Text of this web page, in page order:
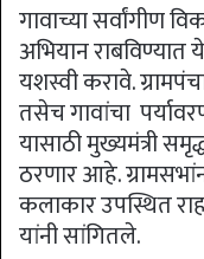
गावाच्या सर्वांगीण
अभियान
यशस्वी करावे.
तसेच गावांचा
यासाठी मुख्यमंत्री
ठरणार आहे.
कलाकार उपस्थित
यांनी सांगितले.